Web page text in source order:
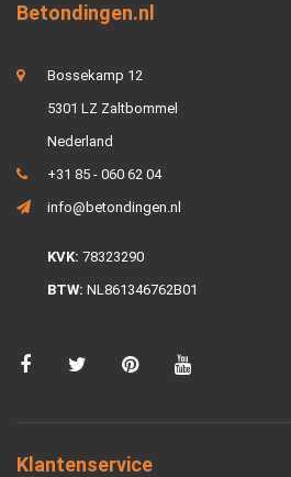
Betondingen.nl
Bossekamp 12
5301 LZ Zaltbommel
Nederland
+31 85 - 060 62 04
info@betondingen.nl
KVK: 78323290
BTW: NL861346762B01
Klantenservice